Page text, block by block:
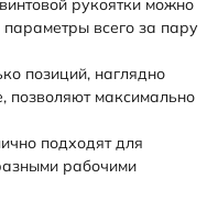
рукоятки можно
всего за пару
позиций, наглядно
позволяют максимально
подходят для
рабочими